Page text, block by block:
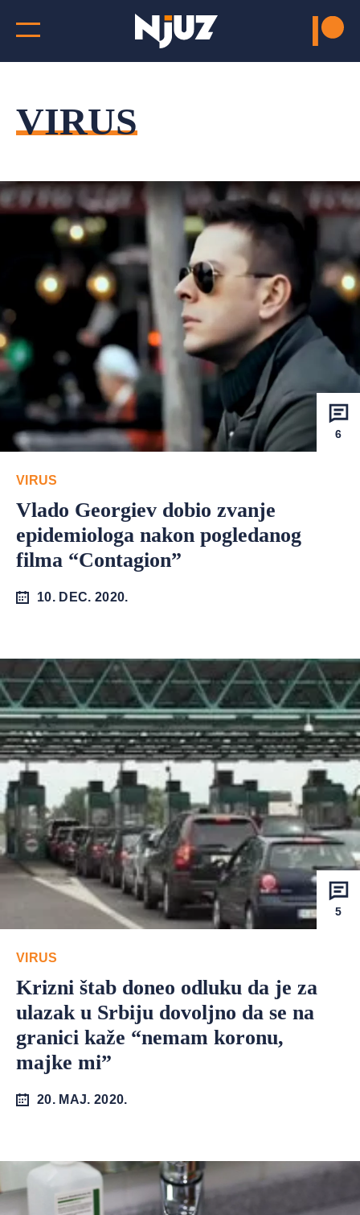
VIRUS
6
VIRUS
Vlado Georgiev dobio zvanje
epidemiologa nakon pogledanog
filma “Contagion”
10. DEC. 2020.
5
VIRUS
Krizni štab doneo odluku da je za
ulazak u Srbiju dovoljno da se na
granici kaže “nemam koronu,
majke mi”
20. MAJ. 2020.